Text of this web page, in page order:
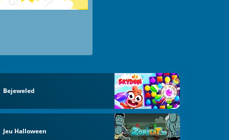
Bejeweled
Jeu Halloween